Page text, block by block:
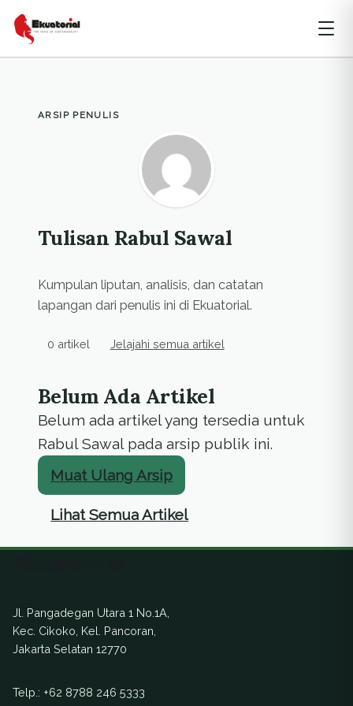
ARSIP PENULIS
Tulisan Rabul Sawal
Kumpulan liputan, analisis, dan catatan
lapangan dari penulis ini di Ekuatorial.
0 artikel Jelajahi semua artikel
Belum Ada Artikel
Belum ada artikel yang tersedia untuk
Rabul Sawal pada arsip publik ini.
Muat Ulang Arsip
Lihat Semua Artikel
Jl. Pangadegan Utara 1 No.1A,
Kec. Cikoko, Kel. Pancoran,
Jakarta Selatan 12770
Telp.: +62 8788 246 5333